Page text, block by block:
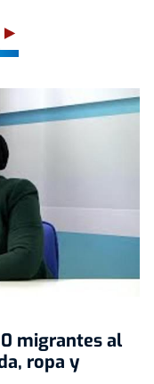
migrantes al
ropa y